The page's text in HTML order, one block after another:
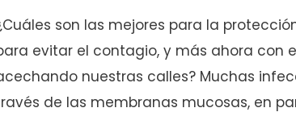
son las mejores para la
evitar el contagio, y más ahora con
nuestras calles? Muchas
de las membranas mucosas, en